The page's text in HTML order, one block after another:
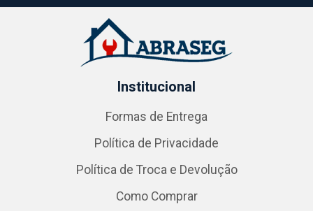
Institucional
Formas de Entrega
Política de Privacidade
Política de Troca e Devolução
Como Comprar